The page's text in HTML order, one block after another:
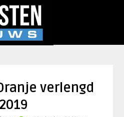
verlengd